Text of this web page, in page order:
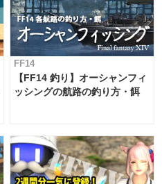
FF14
【FF14 釣り】オーシャンフィ
ッシングの航路の釣り方・餌